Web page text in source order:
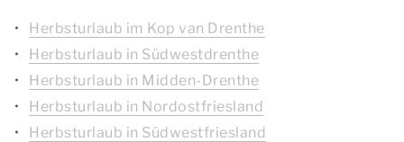
Herbsturlaub im Kop van Drenthe
Herbsturlaub in Südwestdrenthe
Herbsturlaub in Midden-Drenthe
Herbsturlaub in Nordostfriesland
Herbsturlaub in Südwestfriesland